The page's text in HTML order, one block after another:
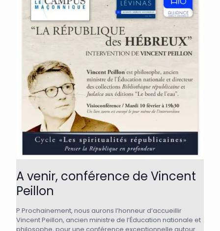
A venir, conférence de Vincent
Peillon
P Prochainement, nous aurons l’honneur d’accueillir
Vincent Peillon, ancien ministre de l’Éducation nationale et